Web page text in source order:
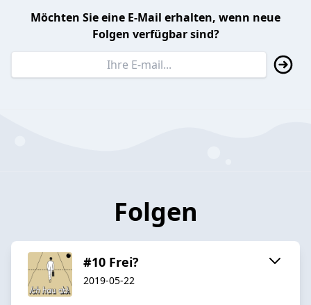
Möchten Sie eine E-Mail erhalten, wenn neue
Folgen verfügbar sind?
Folgen
#10 Frei?
2019-05-22